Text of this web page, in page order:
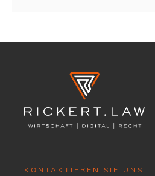
KONTAKTIEREN SIE UNS